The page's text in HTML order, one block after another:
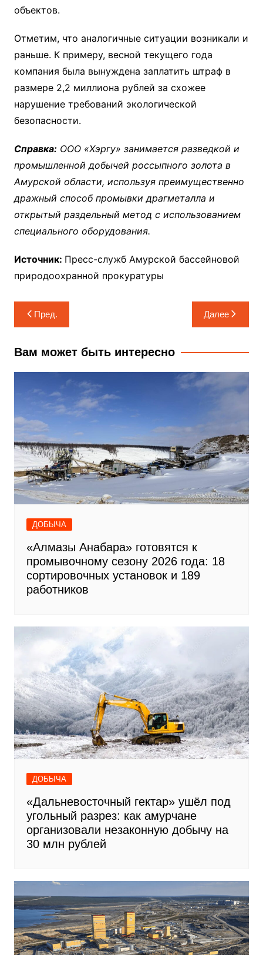
объектов.
Отметим, что аналогичные ситуации возникали и
раньше. К примеру, весной текущего года
компания была вынуждена заплатить штраф в
размере 2,2 миллиона рублей за схожее
нарушение требований экологической
безопасности.
Справка:ООО «Хэргу» занимается разведкой и
промышленной добычей россыпного золота в
Амурской области, используя преимущественно
дражный способ промывки драгметалла и
открытый раздельный метод с использованием
специального оборудования.
Источник: Пресс-служб Амурской бассейновой
природоохранной прокуратуры
Навигация
по
записям
Пред. Далее
Вам может быть интересно
ДОБЫЧА
«Алмазы Анабара» готовятся к
промывочному сезону 2026 года: 18
сортировочных установок и 189
работников
ДОБЫЧА
«Дальневосточный гектар» ушёл под
угольный разрез: как амурчане
организовали незаконную добычу на
30 млн рублей